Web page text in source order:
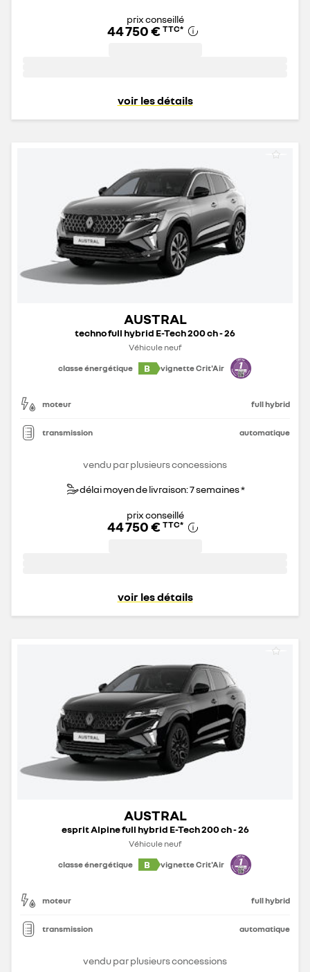
prix conseillé
44 750 € TTC*
voir les détails
AUSTRAL
techno full hybrid E-Tech 200 ch - 26
Véhicule neuf
classe énergétique
B vignette Crit'Air
moteur full hybrid
transmission automatique
vendu par plusieurs concessions
délai moyen de livraison: 7 semaines *
prix conseillé
44 750 € TTC*
voir les détails
AUSTRAL
esprit Alpine full hybrid E-Tech 200 ch - 26
Véhicule neuf
classe énergétique
B vignette Crit'Air
moteur full hybrid
transmission automatique
vendu par plusieurs concessions